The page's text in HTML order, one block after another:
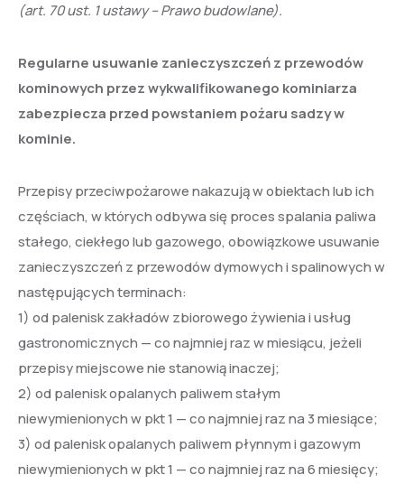
(art. 70 ust. 1 ustawy – Prawo budowlane).
Regularne usuwanie zanieczyszczeń z przewodów
kominowych przez wykwalifikowanego kominiarza
zabezpiecza przed powstaniem pożaru sadzy w
kominie.
Przepisy przeciwpożarowe nakazują w obiektach lub ich
częściach, w których odbywa się proces spalania paliwa
stałego, ciekłego lub gazowego, obowiązkowe usuwanie
zanieczyszczeń z przewodów dymowych i spalinowych w
następujących terminach:
1) od palenisk zakładów zbiorowego żywienia i usług
gastronomicznych — co najmniej raz w miesiącu, jeżeli
przepisy miejscowe nie stanowią inaczej;
2) od palenisk opalanych paliwem stałym
niewymienionych w pkt 1 — co najmniej raz na 3 miesiące;
3) od palenisk opalanych paliwem płynnym i gazowym
niewymienionych w pkt 1 — co najmniej raz na 6 miesięcy;